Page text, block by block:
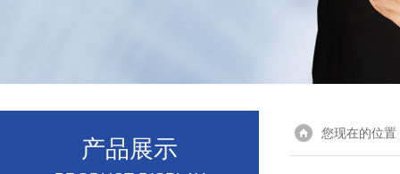
产品展示
您现在的位置